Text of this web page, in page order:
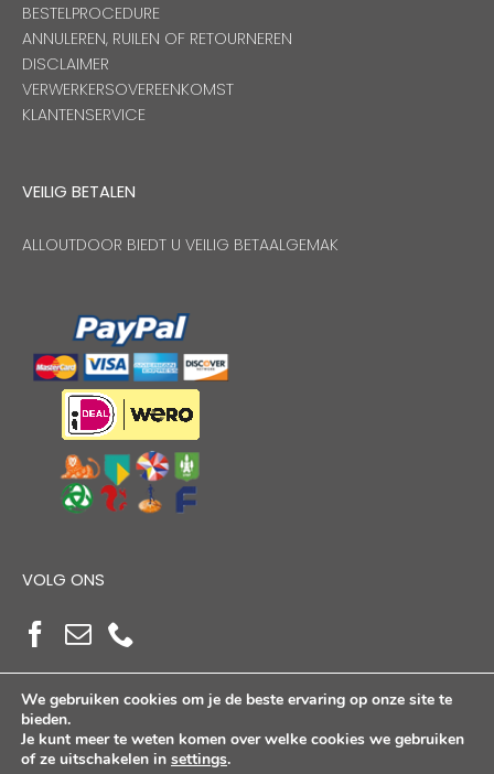
BESTELPROCEDURE
ANNULEREN, RUILEN OF RETOURNEREN
DISCLAIMER
VERWERKERSOVEREENKOMST
KLANTENSERVICE
VEILIG BETALEN
ALLOUTDOOR BIEDT U VEILIG BETAALGEMAK
VOLG ONS
Copyright Alloutdoorshop © 2026. Alle Rechten
We gebruiken cookies om je de beste ervaring op onze site te
bieden.
Je kunt meer te weten komen over welke cookies we gebruiken
of ze uitschakelen in settings.